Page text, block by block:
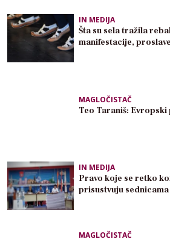
IN MEDIJA
Šta su sela tražila
manifestacije,
MAGLOČISTAČ
Teo Taraniš:
IN MEDIJA
Pravo koje se retko
prisustvuju
MAGLOČISTAČ